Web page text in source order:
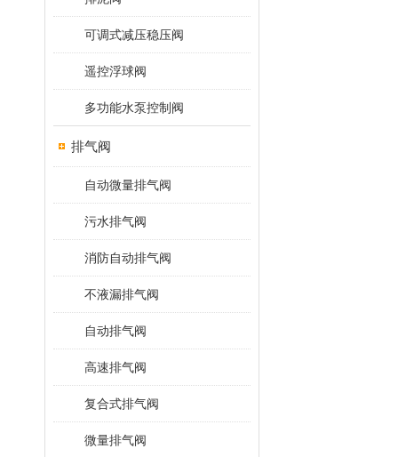
可调式减压稳压阀
遥控浮球阀
多功能水泵控制阀
排气阀
自动微量排气阀
污水排气阀
消防自动排气阀
不液漏排气阀
自动排气阀
高速排气阀
复合式排气阀
微量排气阀